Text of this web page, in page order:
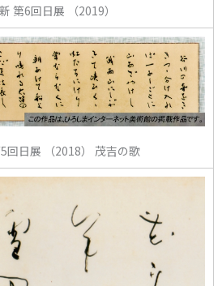
第6回日展 （2019）
日展 （2018） 茂吉の歌